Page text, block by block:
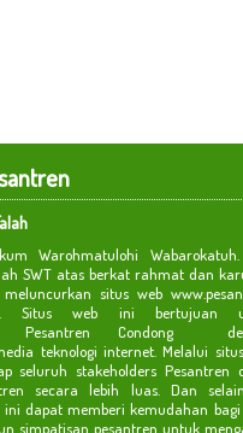
Warohmatulohi
SWT atas berkat rahmat dan
situs web
Situs web ini bertujuan
Pesantren Condong
teknologi internet. Melalui
seluruh stakeholders Pesantren
secara lebih luas. Dan
ini dapat memberi kemudahan
simpatisan pesantren untuk